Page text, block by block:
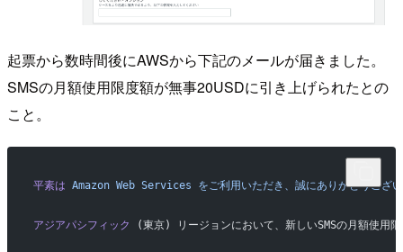
起票から数時間後にAWSから下記のメールが届きました。
SMSの月額使用限度額が無事20USDに引き上げられたとの
こと。
平素は Amazon Web Services をご利用いただき、誠にありがとうござ
アジアパシフィック (東京) リージョンにおいて、新しいSMSの月額使用